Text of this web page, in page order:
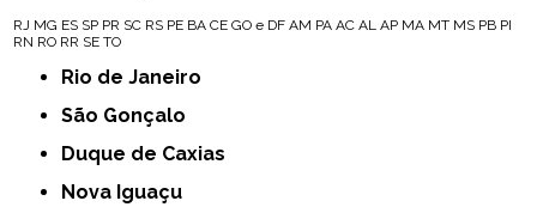
RJ MG ES SP PR SC RS PE BA CE GO e DF AM PA AC AL AP MA MT MS PB PI
RN RO RR SE TO
Rio de Janeiro
São Gonçalo
Duque de Caxias
Nova Iguaçu